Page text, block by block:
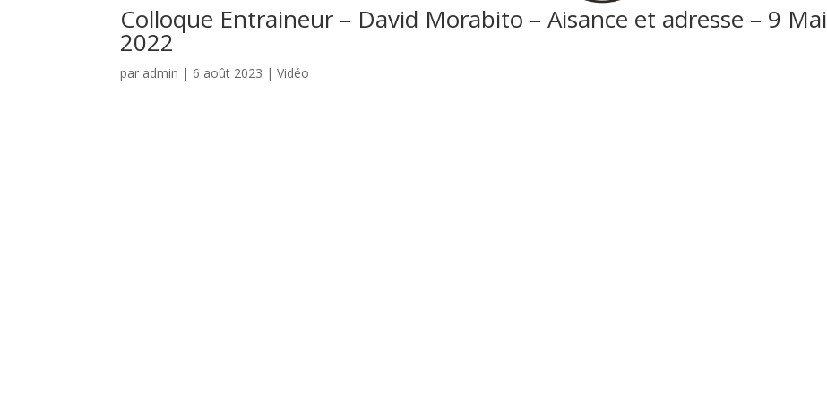
Colloque Entraineur – David Morabito – Aisance et adresse – 9 Mai
2022
par admin |6 août 2023 |Vidéo